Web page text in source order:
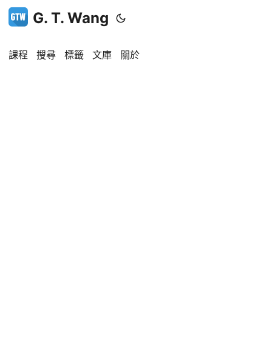
G. T. Wang
課程 搜尋 標籤 文庫 關於